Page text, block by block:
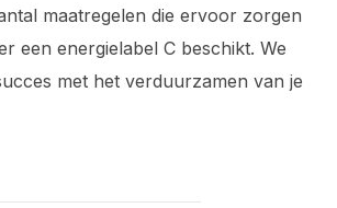
maatregelen die ervoor zorgen
een energielabel C beschikt. We
met het verduurzamen van je